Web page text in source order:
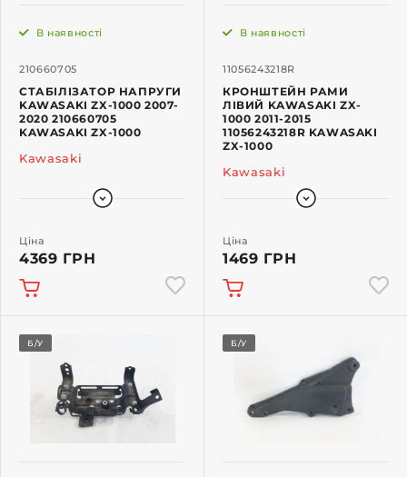
210660705
В наявності
СТАБІЛІЗАТОР НАПРУГИ
KAWASAKI ZX-1000 2007-
2020 210660705
KAWASAKI ZX-1000
Kawasaki
Ціна
4369 ГРН
11056243218R
В наявності
КРОНШТЕЙН РАМИ
ЛІВИЙ KAWASAKI ZX-
1000 2011-2015
11056243218R KAWASAKI
ZX-1000
Kawasaki
Ціна
1469 ГРН
Б/У Б/У